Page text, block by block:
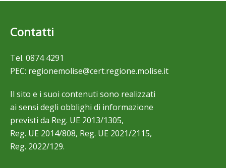
Contatti
Tel. 0874 4291
PEC: regionemolise@cert.regione.molise.it
Il sito e i suoi contenuti sono realizzati
ai sensi degli obblighi di informazione
previsti da Reg. UE 2013/1305,
Reg. UE 2014/808, Reg. UE 2021/2115,
Reg. 2022/129.